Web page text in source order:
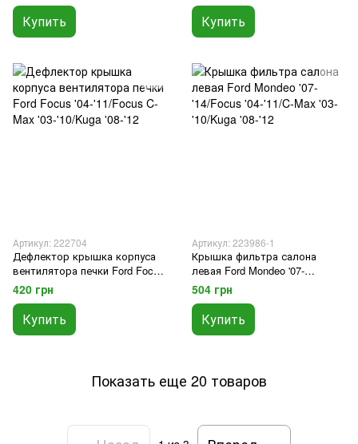
Купить Купить
Артикул: 222704
Дефлектор крышка корпуса
вентилятора печки Ford Focus
'04-'11/Focus C-Max '03-'10/Kuga
'08-'12
420 грн
Купить
Артикул: 223986-1
Крышка фильтра салона
левая Ford Mondeo '07-
'14/Focus '04-'11/C-Max '03-
'10/Kuga '08-'12
504 грн
Купить
Показать еще 20 товаров